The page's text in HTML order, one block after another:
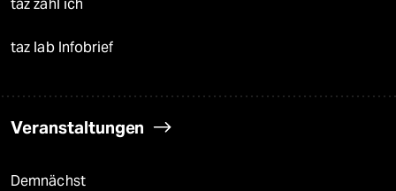
taz zahl ich
taz lab Infobrief
Veranstaltungen
Demnächst